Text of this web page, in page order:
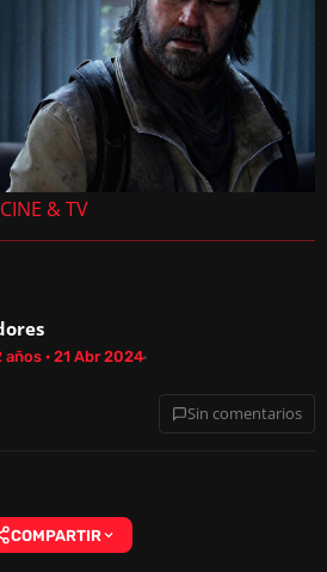
CINE & TV
años · 21 Abr 2024
Sin comentarios
COMPARTIR